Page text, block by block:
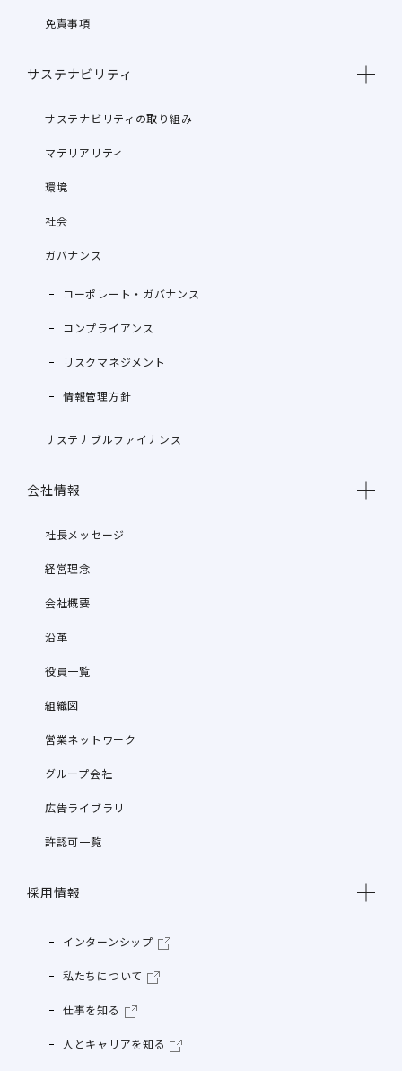
免責事項
サステナビリティ
サステナビリティの取り組み
マテリアリティ
環境
社会
ガバナンス
コーポレート・ガバナンス
コンプライアンス
リスクマネジメント
情報管理方針
サステナブルファイナンス
会社情報
社長メッセージ
経営理念
会社概要
沿革
役員一覧
組織図
営業ネットワーク
グループ会社
広告ライブラリ
許認可一覧
採用情報
インターンシップ
私たちについて
仕事を知る
人とキャリアを知る